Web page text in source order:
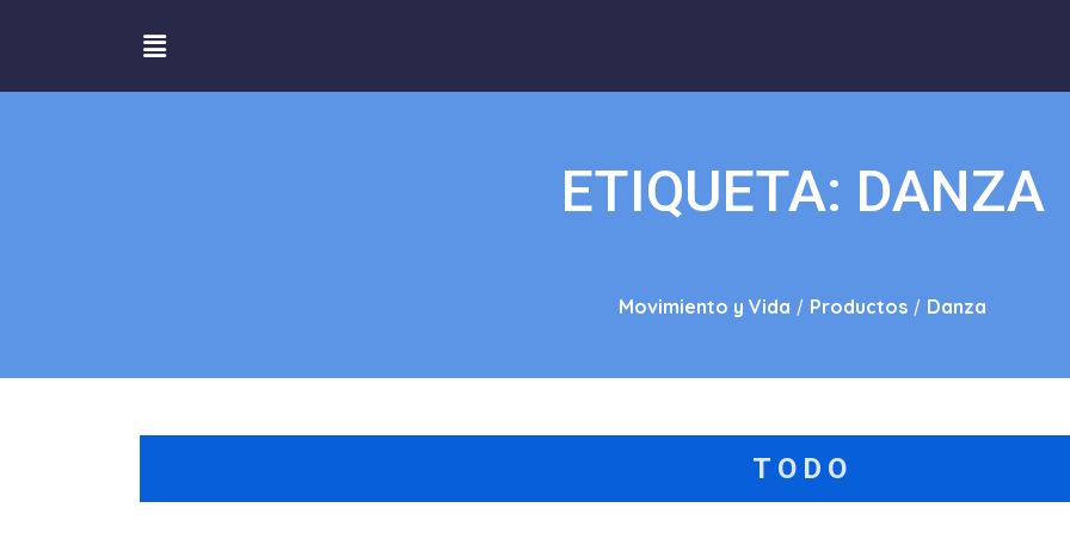
ETIQUETA: DANZA
Movimiento y Vida / Productos / Danza
TODO